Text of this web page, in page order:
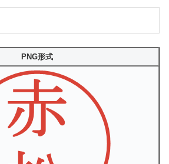
PNG形式